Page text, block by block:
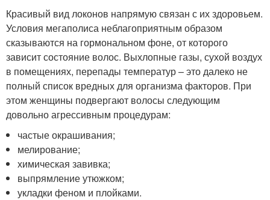
Красивый вид локонов напрямую связан с их здоровьем.
Условия мегаполиса неблагоприятным образом
сказываются на гормональном фоне, от которого
зависит состояние волос. Выхлопные газы, сухой воздух
в помещениях, перепады температур – это далеко не
полный список вредных для организма факторов. При
этом женщины подвергают волосы следующим
довольно агрессивным процедурам:
частые окрашивания;
мелирование;
химическая завивка;
выпрямление утюжком;
укладки феном и плойками.